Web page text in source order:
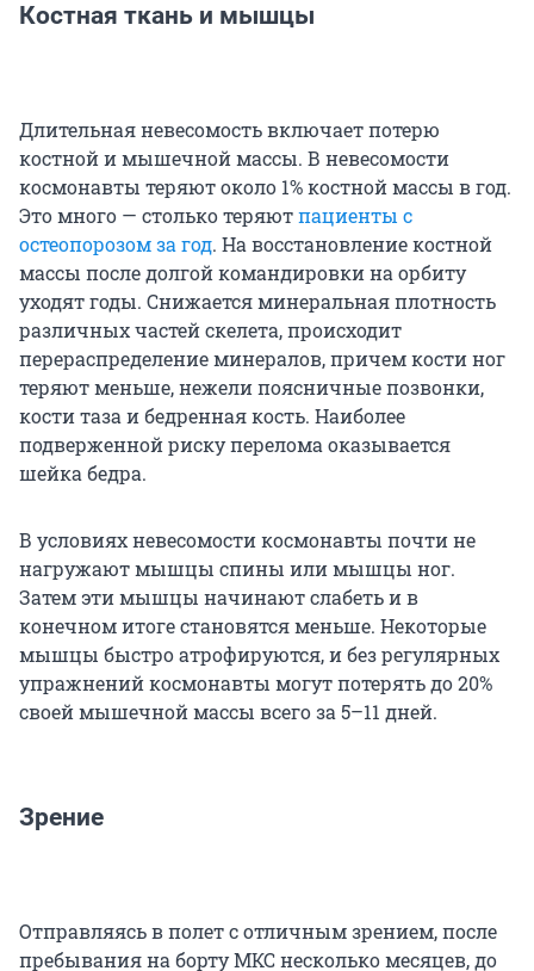
Костная ткань и мышцы
Длительная невесомость включает потерю
костной и мышечной массы. В невесомости
космонавты теряют около 1% костной массы в год.
Это много — столько теряютпациенты с
остеопорозом за год. На восстановление костной
массы после долгой командировки на орбиту
уходят годы. Снижается минеральная плотность
различных частей скелета, происходит
перераспределение минералов, причем кости ног
теряют меньше, нежели поясничные позвонки,
кости таза и бедренная кость. Наиболее
подверженной риску перелома оказывается
шейка бедра.
В условиях невесомости космонавты почти не
нагружают мышцы спины или мышцы ног.
Затем эти мышцы начинают слабеть и в
конечном итоге становятся меньше. Некоторые
мышцы быстро атрофируются, и без регулярных
упражнений космонавты могут потерять до 20%
своей мышечной массы всего за 5–11 дней.
Зрение
Отправляясь в полет с отличным зрением, после
пребывания на борту МКС несколько месяцев, до